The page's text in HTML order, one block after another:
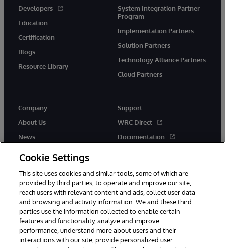
Developers
Education
Certification
Blogs
Resource Library
System Integration Partner
Program
Implementation Partners
Solution Partners
Technology Alliance Partners
Cloud Partners
Company
About Us
News
Support
WRC Direct
Documentation
© 1996-2026 InterSystems Corporation, Cambridge, MA. All Rights
Reserved.
Cookie Settings
This site uses cookies and similar tools, some of which are
provided by third parties, to operate and improve our site,
reach users with relevant content and ads, collect user data
and browsing and activity information. We and these third
parties use the information collected to enable certain
features and functionality, analyze and improve
performance, understand more about users and their
interactions with our site, provide personalized user